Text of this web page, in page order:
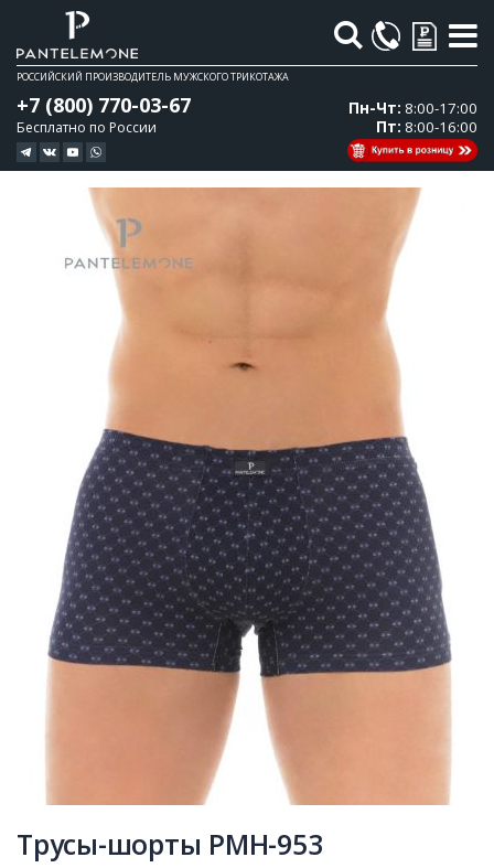
Поиск
РОССИЙСКИЙ ПРОИЗВОДИТЕЛЬ МУЖСКОГО ТРИКОТАЖА
+7 (800) 770-03-67
Бесплатно по России
Пн-Чт: 8:00-17:00
Пт: 8:00-16:00
галереи
изображений
галереи
изображений
Трусы-шорты PMH-953